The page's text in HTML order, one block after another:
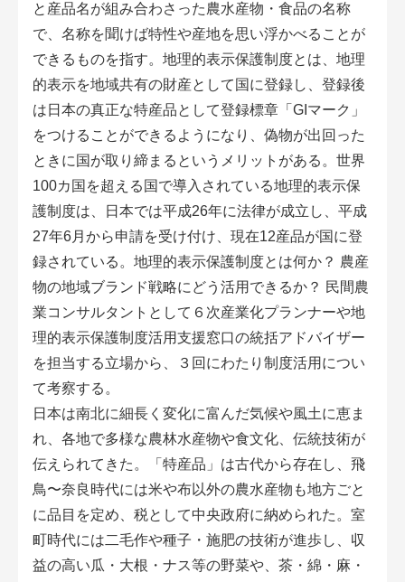
会員登録無料 アグリウェブの使い方
AgriweBダイレクトメッセージ
イベント・プロジェクト掲示板
経営アシストチャット
相談できる専門家一覧
アクション別メニュー
コラム・事例集
農業一問一答
基礎知識
アグリウェブ経営診断
と産品名が組み合わさった農水産物・食品の名称
で、名称を聞けば特性や産地を思い浮かべることが
できるものを指す。地理的表示保護制度とは、地理
的表示を地域共有の財産として国に登録し、登録後
は日本の真正な特産品として登録標章「GIマーク」
をつけることができるようになり、偽物が出回った
ときに国が取り締まるというメリットがある。世界
100カ国を超える国で導入されている地理的表示保
護制度は、日本では平成26年に法律が成立し、平成
27年6月から申請を受け付け、現在12産品が国に登
録されている。地理的表示保護制度とは何か？ 農産
物の地域ブランド戦略にどう活用できるか？ 民間農
業コンサルタントとして６次産業化プランナーや地
理的表示保護制度活用支援窓口の統括アドバイザー
を担当する立場から、３回にわたり制度活用につい
て考察する。
日本は南北に細長く変化に富んだ気候や風土に恵ま
れ、各地で多様な農林水産物や食文化、伝統技術が
伝えられてきた。「特産品」は古代から存在し、飛
鳥〜奈良時代には米や布以外の農水産物も地方ごと
に品目を定め、税として中央政府に納められた。室
町時代には二毛作や種子・施肥の技術が進歩し、収
益の高い瓜・大根・ナス等の野菜や、茶・綿・麻・